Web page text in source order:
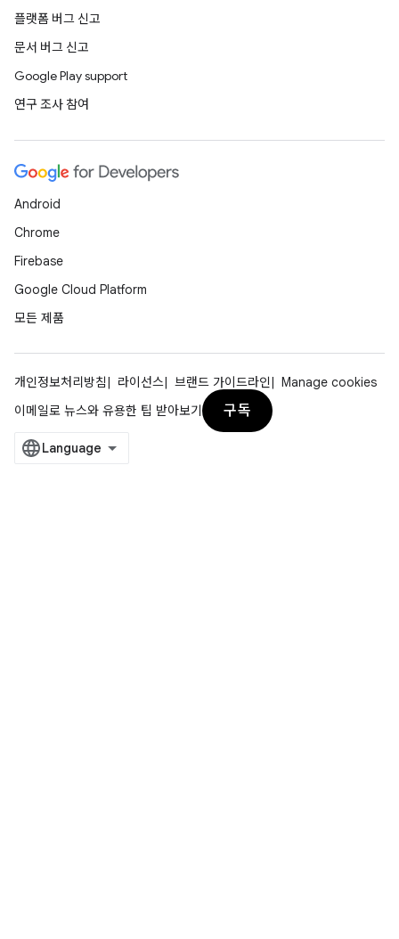
플랫폼 버그 신고
문서 버그 신고
Google Play support
연구 조사 참여
Android
Chrome
Firebase
Google Cloud Platform
모든 제품
개인정보처리방침 라이선스 브랜드 가이드라인
Manage cookies
이메일로 뉴스와 유용한 팁 받아보기
구독